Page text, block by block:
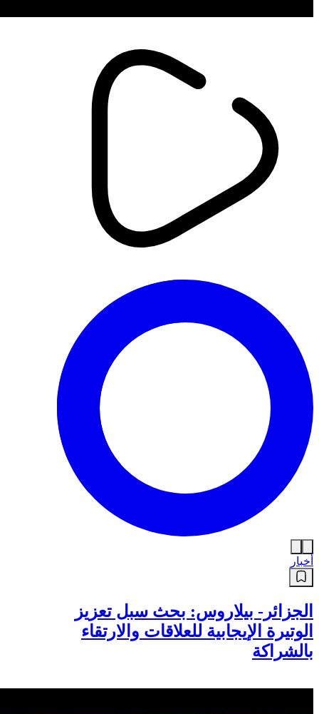
أخبار
الجزائر- بيلاروس: بحث سبل تعزيز
الوتيرة الإيجابية للعلاقات والارتقاء
بالشراكة